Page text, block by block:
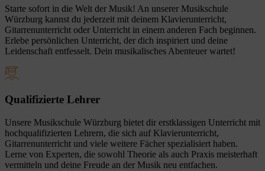
Starte sofort in die Welt der Musik! An unserer Musikschule
Würzburg kannst du jederzeit mit deinem Klavierunterricht,
Gitarrenunterricht oder Unterricht in einem anderen Fach beginnen.
Erlebe persönlichen Unterricht, der dich inspiriert und deine
Leidenschaft entfesselt. Dein musikalisches Abenteuer wartet!
Qualifizierte Lehrer
Unsere Musikschule Würzburg bietet dir erstklassigen Unterricht mit
hochqualifizierten Lehrern, die sich auf Klavierunterricht,
Gitarrenunterricht und viele weitere Fächer spezialisiert haben.
Lerne von Experten, die sowohl Theorie als auch Praxis meisterhaft
vermitteln und deine Freude an der Musik neu entfachen.